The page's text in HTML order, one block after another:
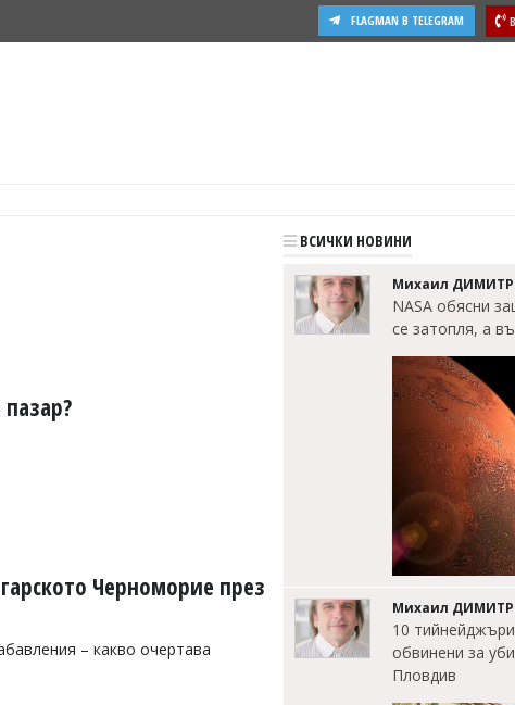
FLAGMAN В TELEGRAM
Черноморие през
– какво очертава
ВСИЧКИ НОВИНИ
Михаил
NASA обясни
се затопля, а
Михаил
10
обвинени за
Пловдив